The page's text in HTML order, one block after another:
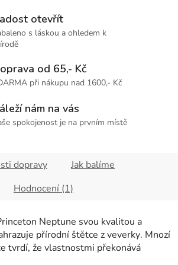
otevřít
s láskou a ohledem k
od 65,- Kč
při nákupu nad 1600,- Kč
nám na vás
spokojenost je na prvním místě
dopravy
Jak balíme
Hodnocení (1)
Neptune svou kvalitou a
přírodní štětce z veverky. Mnozí
tvrdí, že vlastnostmi překonává